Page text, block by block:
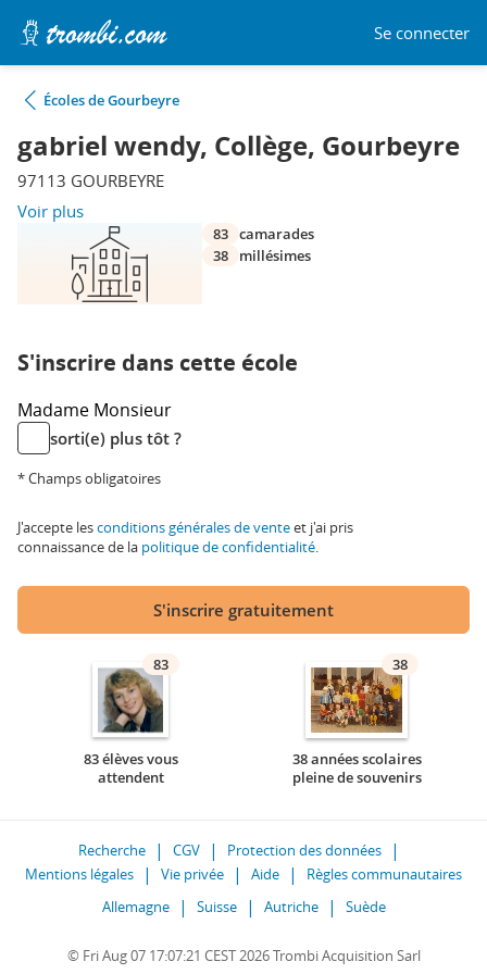
Se connecter
Écoles de Gourbeyre
gabriel wendy, Collège, Gourbeyre
97113 GOURBEYRE
Voir plus
83 camarades
38
millésimes
S'inscrire dans cette école
Madame Monsieur
sorti(e) plus tôt ?
* Champs obligatoires
J'accepte lesconditions générales de venteet j'ai pris
connaissance de la politique de confidentialité.
S'inscrire gratuitement
83
83 élèves vous
attendent
38
38 années scolaires
pleine de souvenirs
Recherche CGV
Protection des données
Mentions légales
Vie privée Aide
Règles communautaires
Allemagne
Suisse Autriche Suède
© Fri Aug 07 17:07:21 CEST 2026 Trombi Acquisition Sarl